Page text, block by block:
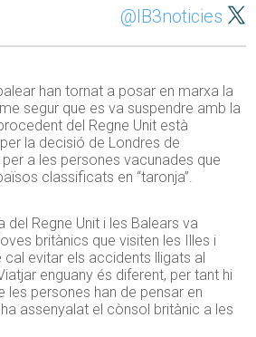
@IB3noticies
han tornat a posar en marxa la
segur que es va suspendre amb la
del Regne Unit està
la decisió de Londres de
a les persones vacunades que
classificats en “taronja”.
del Regne Unit i les Balears va
britànics que visiten les Illes i
cal evitar els accidents lligats al
enguany és diferent, per tant hi
les persones han de pensar en
assenyalat el cònsol britànic a les